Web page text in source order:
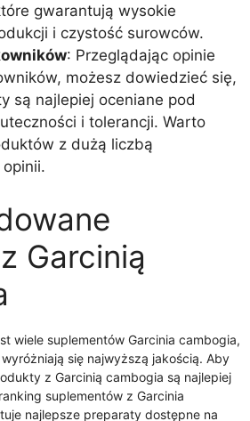
gwarantują wysokie
i czystość surowców.
: Przeglądając opinie
możesz dowiedzieć się,
są najlepiej oceniane pod
i tolerancji. Warto
z dużą liczbą
Garcinią
wiele suplementów Garcinia cambogia,
się najwyższą jakością. Aby
z Garcinią cambogia są najlepiej
suplementów z Garcinia
najlepsze preparaty dostępne na